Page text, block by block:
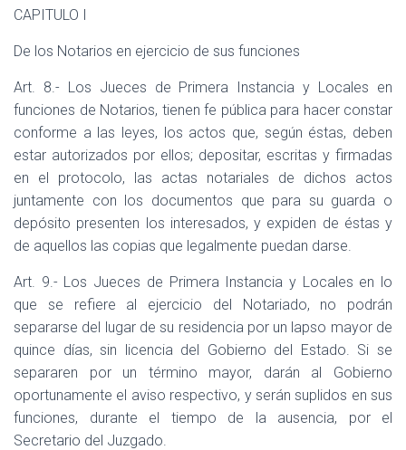
CAPITULO I
De los Notarios en ejercicio de sus funciones
Art. 8.- Los Jueces de Primera Instancia y Locales en
funciones de Notarios, tienen fe pública para hacer constar
conforme a las leyes, los actos que, según éstas, deben
estar autorizados por ellos; depositar, escritas y firmadas
en el protocolo, las actas notariales de dichos actos
juntamente con los documentos que para su guarda o
depósito presenten los interesados, y expiden de éstas y
de aquellos las copias que legalmente puedan darse.
Art. 9.- Los Jueces de Primera Instancia y Locales en lo
que se refiere al ejercicio del Notariado, no podrán
separarse del lugar de su residencia por un lapso mayor de
quince días, sin licencia del Gobierno del Estado. Si se
separaren por un término mayor, darán al Gobierno
oportunamente el aviso respectivo, y serán suplidos en sus
funciones, durante el tiempo de la ausencia, por el
Secretario del Juzgado.